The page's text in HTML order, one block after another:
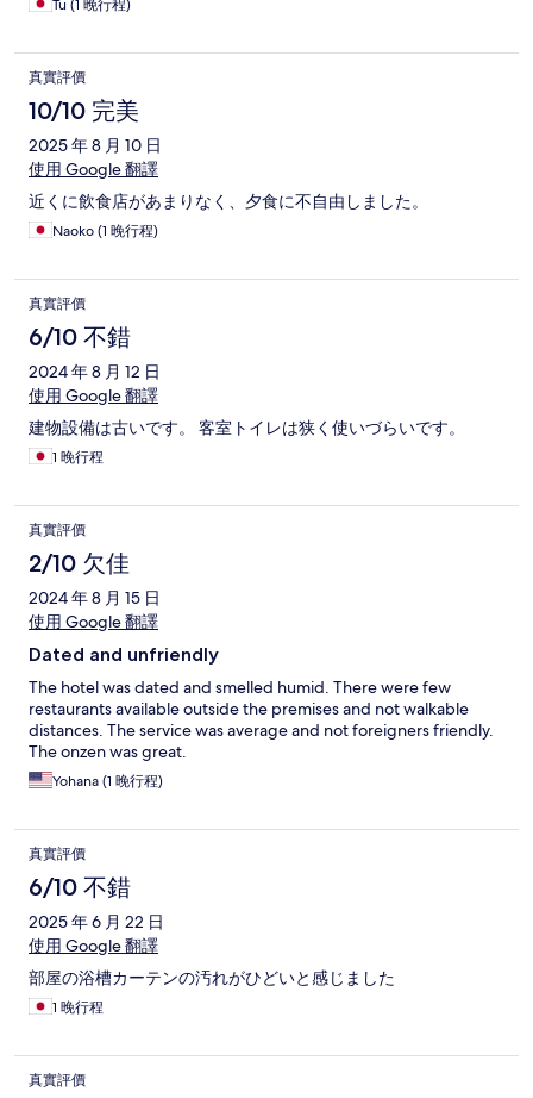
Tu (1 晚行程)
真實評價
10/10 完美
2025 年 8 月 10 日
使用 Google 翻譯
近くに飲食店があまりなく、夕食に不自由しました。
Naoko (1 晚行程)
真實評價
6/10 不錯
2024 年 8 月 12 日
使用 Google 翻譯
建物設備は古いです。 客室トイレは狭く使いづらいです。
1 晚行程
真實評價
2/10 欠佳
2024 年 8 月 15 日
使用 Google 翻譯
Dated and unfriendly
The hotel was dated and smelled humid. There were few
restaurants available outside the premises and not walkable
distances. The service was average and not foreigners friendly.
The onzen was great.
Yohana (1 晚行程)
真實評價
6/10 不錯
2025 年 6 月 22 日
使用 Google 翻譯
部屋の浴槽カーテンの汚れがひどいと感じました
1 晚行程
真實評價